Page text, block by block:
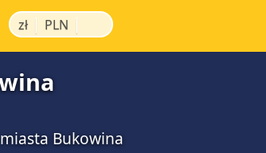
zł | PLN |
Bukowina